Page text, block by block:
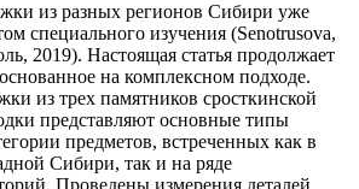
из разных регионов Сибири уже
специального изучения (Senotrusova,
2019). Настоящая статья продолжает
на комплексном подходе.
из трех памятников сросткинской
представляют основные типы
предметов, встреченных как в
Сибири, так и на ряде